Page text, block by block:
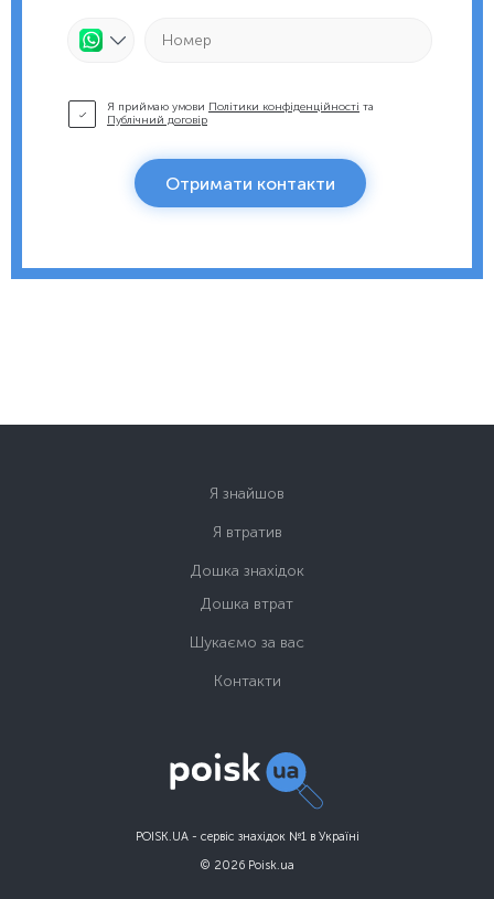
Я приймаю умови Політики конфіденційності та
Публічний договір
Отримати контакти
POISK.UA - сервіс знахідок №1 в Україні
© 2026 Poisk.ua
Я знайшов
Я втратив
Дошка знахідок
Дошка втрат
Шукаємо за вас
Контакти